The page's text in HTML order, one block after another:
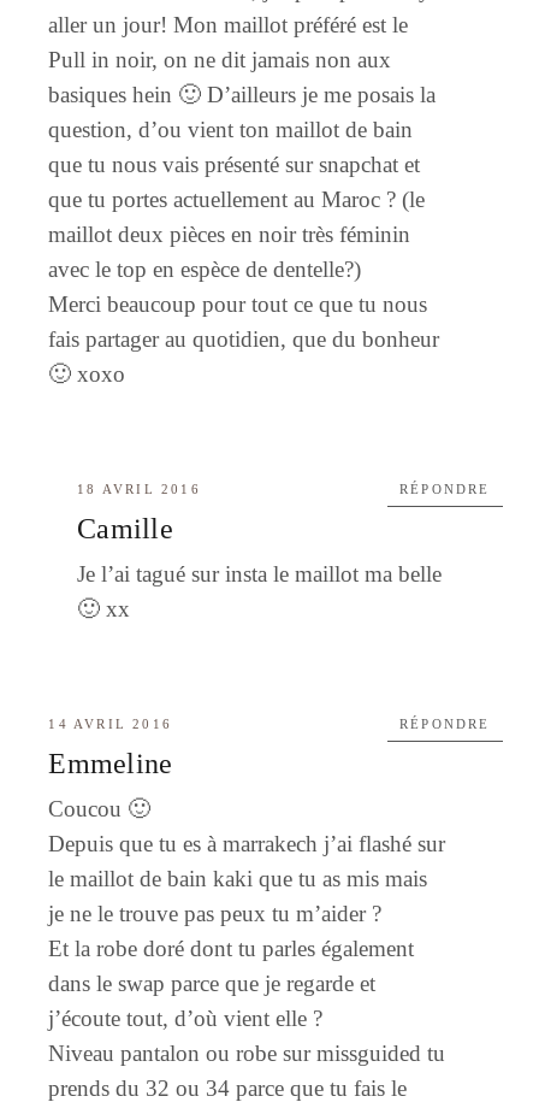
aller un jour! Mon maillot préféré est le
Pull in noir, on ne dit jamais non aux
basiques hein 🙂 D’ailleurs je me posais la
question, d’ou vient ton maillot de bain
que tu nous vais présenté sur snapchat et
que tu portes actuellement au Maroc ? (le
maillot deux pièces en noir très féminin
avec le top en espèce de dentelle?)
Merci beaucoup pour tout ce que tu nous
fais partager au quotidien, que du bonheur
🙂 xoxo
18 AVRIL 2016
Camille
Je l’ai tagué sur insta le maillot ma belle
🙂 xx
RÉPONDRE
14 AVRIL 2016
Emmeline
Coucou 🙂
Depuis que tu es à marrakech j’ai flashé sur
le maillot de bain kaki que tu as mis mais
je ne le trouve pas peux tu m’aider ?
Et la robe doré dont tu parles également
dans le swap parce que je regarde et
j’écoute tout, d’où vient elle ?
Niveau pantalon ou robe sur missguided tu
prends du 32 ou 34 parce que tu fais le
RÉPONDRE